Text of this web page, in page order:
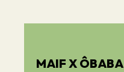
MAIF X ÔBABA